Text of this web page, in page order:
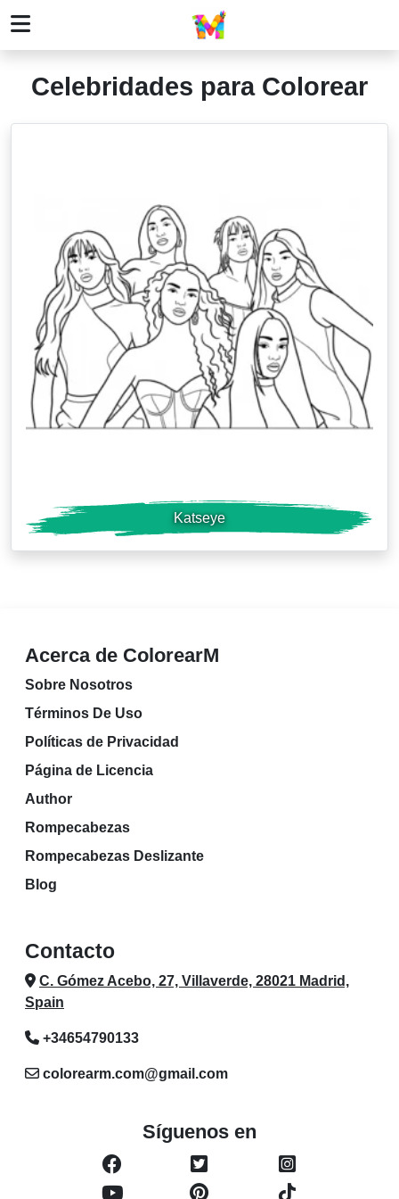
Celebridades para Colorear
Katseye
Acerca de ColorearM
Sobre Nosotros
Términos De Uso
Políticas de Privacidad
Página de Licencia
Author
Rompecabezas
Rompecabezas Deslizante
Blog
Contacto
C. Gómez Acebo, 27, Villaverde, 28021 Madrid,
Spain
+34654790133
colorearm.com@gmail.com
Síguenos en